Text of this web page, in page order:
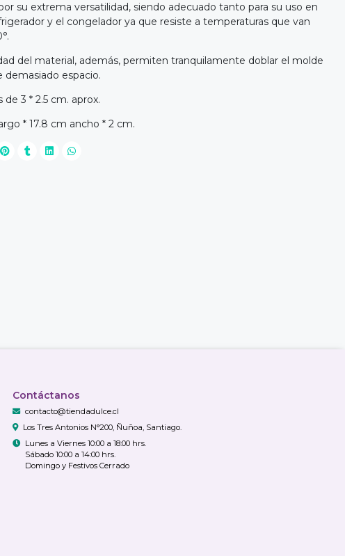
su extrema versatilidad, siendo adecuado tanto para su uso en
y el congelador ya que resiste a temperaturas que van
del material, además, permiten tranquilamente doblar el molde
espacio.
3 * 2.5 cm. aprox.
* 17.8 cm ancho * 2 cm.
Contáctanos
contacto@tiendadulce.cl
Los Tres Antonios N°200, Ñuñoa, Santiago.
Lunes a Viernes 10:00 a 18:00 hrs.
Sábado 10:00 a 14:00 hrs.
Domingo y Festivos Cerrado